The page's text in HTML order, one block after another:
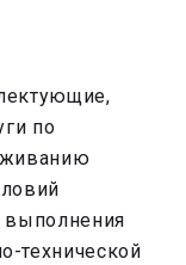
по
выполнения
технической